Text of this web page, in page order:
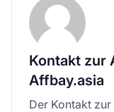
Kontakt zur
Affbay.asia
Der Kontakt